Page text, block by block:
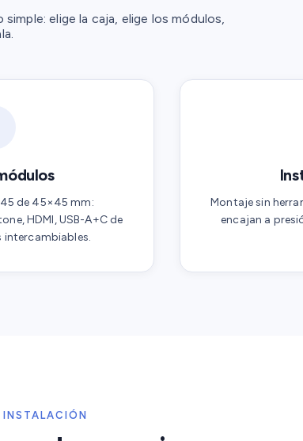
elige la caja, elige los módulos,
de 45×45 mm:
HDMI, USB-A+C de
intercambiables.
Montaje sin
encajan a
INSTALACIÓN